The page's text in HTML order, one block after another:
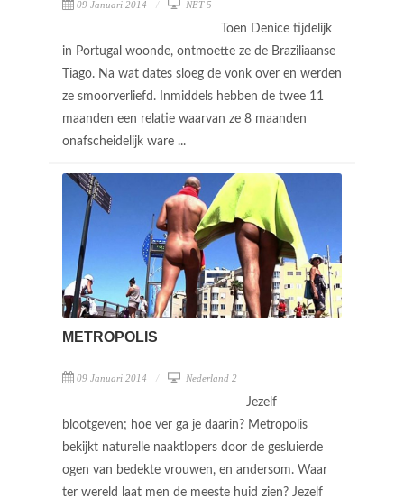
09 Januari 2014 NET 5
Toen Denice tijdelijk
in Portugal woonde, ontmoette ze de Braziliaanse
Tiago. Na wat dates sloeg de vonk over en werden
ze smoorverliefd. Inmiddels hebben de twee 11
maanden een relatie waarvan ze 8 maanden
onafscheidelijk ware ...
METROPOLIS
09 Januari 2014 Nederland 2
Jezelf
blootgeven; hoe ver ga je daarin? Metropolis
bekijkt naturelle naaktlopers door de gesluierde
ogen van bedekte vrouwen, en andersom. Waar
ter wereld laat men de meeste huid zien? Jezelf